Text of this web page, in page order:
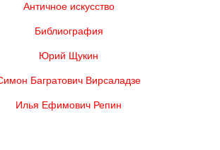
Античное искусство
Библиография
Юрий Щукин
Багратович Вирсаладзе
Илья Ефимович Репин